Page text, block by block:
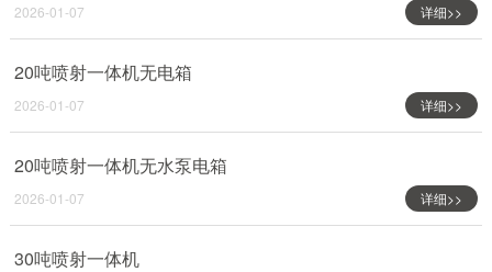
2026-01-07 详细>>
20吨喷射一体机无电箱
2026-01-07 详细>>
20吨喷射一体机无水泵电箱
2026-01-07 详细>>
30吨喷射一体机